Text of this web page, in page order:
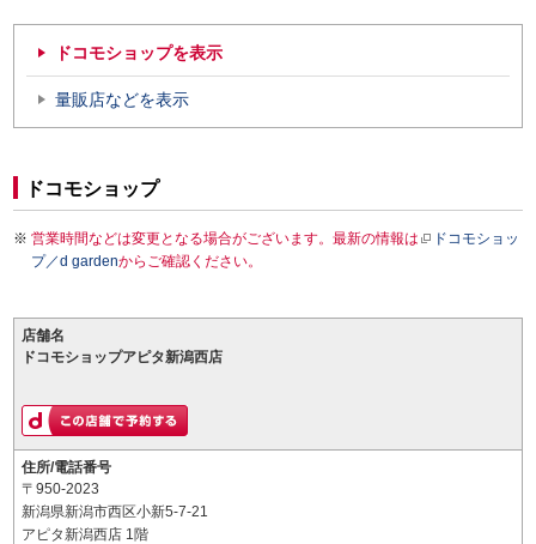
ドコモショップを表示
量販店などを表示
ドコモショップ
営業時間などは変更となる場合がございます。最新の情報は
ドコモショッ
プ／d gardenからご確認ください。
店舗名
ドコモショップアピタ新潟西店
住所/電話番号
〒950-2023
新潟県新潟市西区小新5-7-21
アピタ新潟西店 1階